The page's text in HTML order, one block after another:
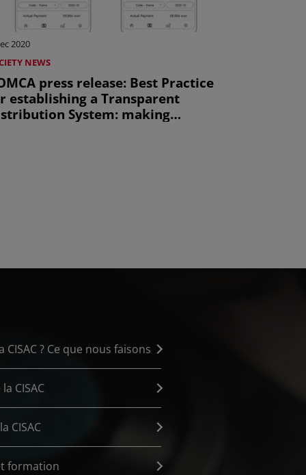
2020
NEWS
press release: Best Practice
establishing a Transparent
System: making
CISAC ? Ce que nous faisons
CISAC
CISAC
formation